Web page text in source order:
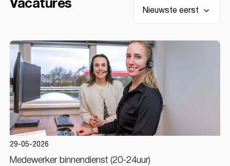
29-05-2026
Medewerker binnendienst (20-24uur)